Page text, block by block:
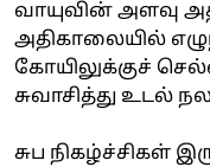
வாயுவின் அளவு
அதிகாலையில்
கோயிலுக்குச்
சுவாசித்து உடல்
சுப நிகழ்ச்சிகள்